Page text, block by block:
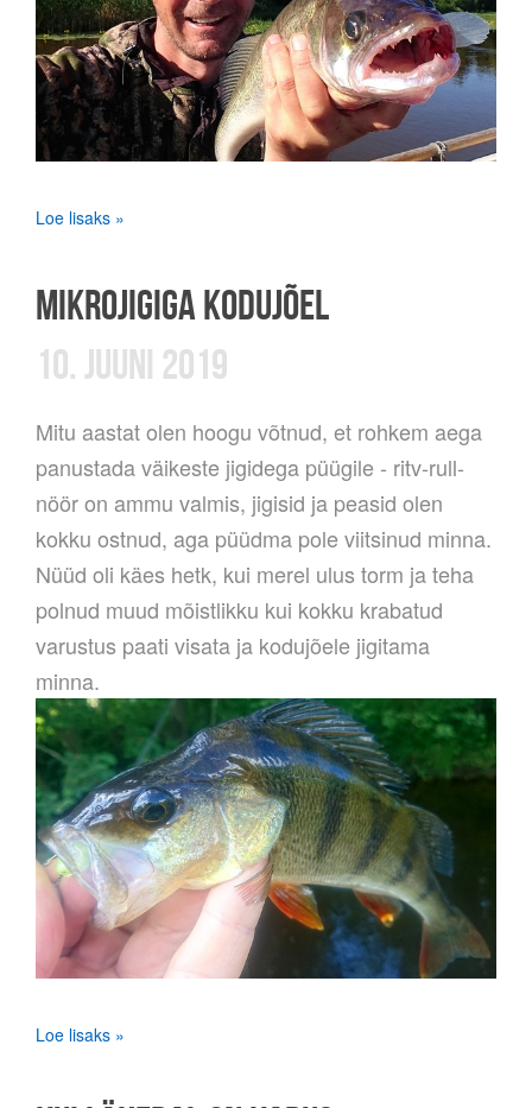
Loe lisaks »
MIKROJIGIGA KODUJÕEL
10. JUUNI 2019
Mitu aastat olen hoogu võtnud, et rohkem aega
panustada väikeste jigidega püügile - ritv-rull-
nöör on ammu valmis, jigisid ja peasid olen
kokku ostnud, aga püüdma pole viitsinud minna.
Nüüd oli käes hetk, kui merel ulus torm ja teha
polnud muud mõistlikku kui kokku krabatud
varustus paati visata ja kodujõele jigitama
minna.
Loe lisaks »